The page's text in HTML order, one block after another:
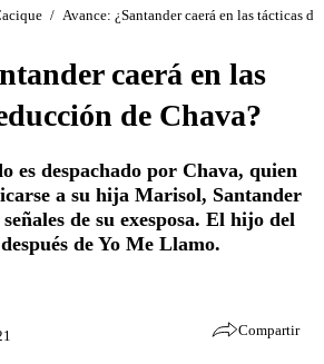
/ Avance: ¿Santander caerá en las tácticas
caerá en las
de Chava?
es despachado por Chava, quien
a su hija Marisol, Santander
de su exesposa. El hijo del
de Yo Me Llamo.
Compartir